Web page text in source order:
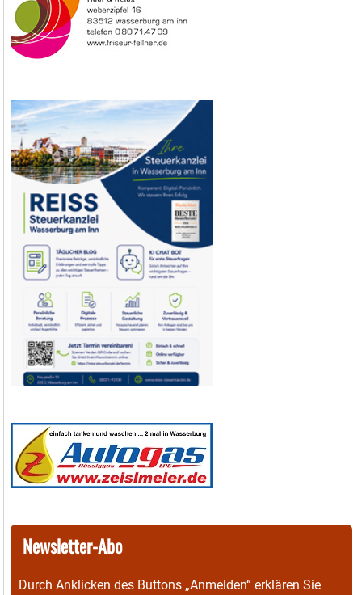
Newsletter-Abo
Durch Anklicken des Buttons „Anmelden“ erklären Sie